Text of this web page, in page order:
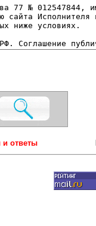
и ответы